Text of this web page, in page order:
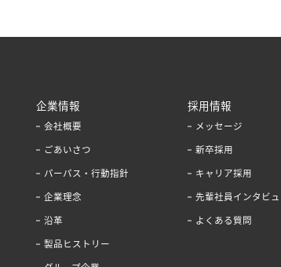
企業情報
会社概要
ごあいさつ
パーパス・行動指針
企業理念
沿革
製品ヒストリー
採用情報
メッセージ
新卒採用
キャリア採用
先輩社員インタビ
よくある質問